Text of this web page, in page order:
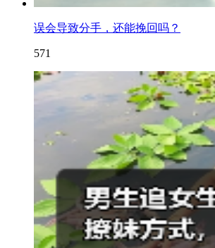
误会导致分手，还能挽回吗？
571